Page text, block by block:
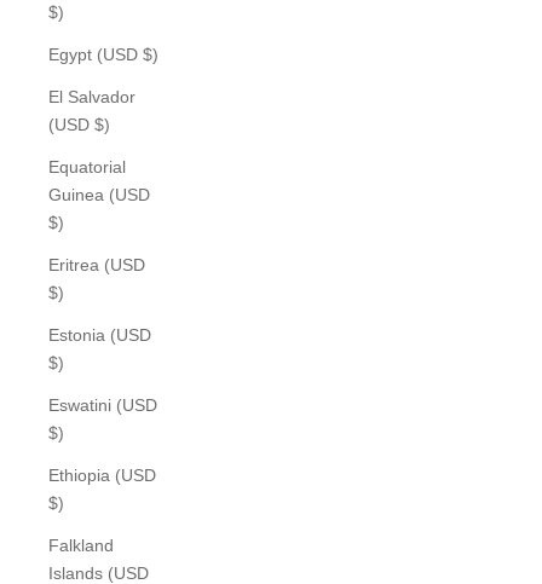
$)
Egypt (USD $)
El Salvador
(USD $)
Equatorial
Guinea (USD
$)
Eritrea (USD
$)
Estonia (USD
$)
Eswatini (USD
$)
Ethiopia (USD
$)
Falkland
Islands (USD